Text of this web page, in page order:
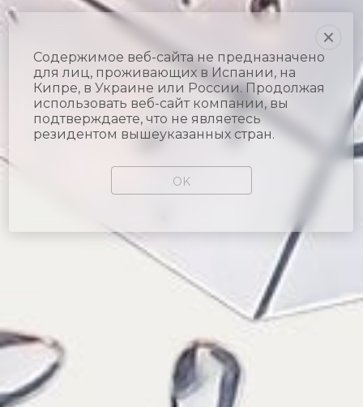
Содержимое веб-сайта не предназначено
для лиц, проживающих в Испании, на
Кипре, в Украине или России. Продолжая
использовать веб-сайт компании, вы
подтверждаете, что не являетесь
резидентом вышеуказанных стран.
OK